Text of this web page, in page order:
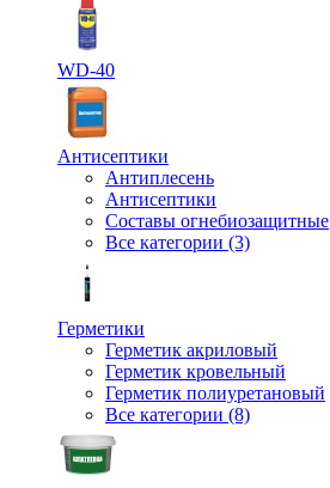
WD-40
Антисептики
Антиплесень
Антисептики
Составы огнебиозащитные
Все категории (3)
Герметики
Герметик акриловый
Герметик кровельный
Герметик полиуретановый
Все категории (8)